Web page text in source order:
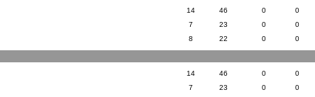
14 46 0 0
7 23 0 0
8 22 0 0
14 46 0 0
7 23 0 0